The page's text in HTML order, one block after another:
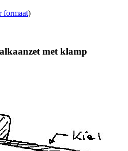
formaat)
met klamp